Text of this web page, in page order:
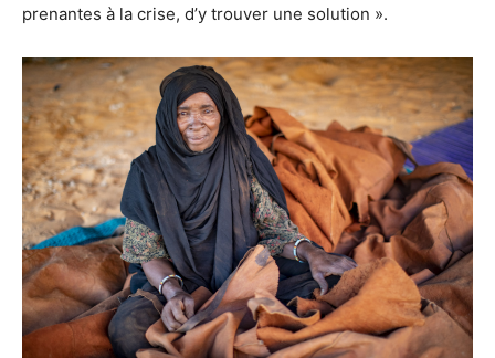
prenantes à la crise, d’y trouver une solution ».